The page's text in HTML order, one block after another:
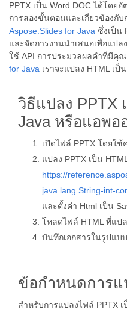
PPTX เป็น Word DOC ได้โดย
การสองขั้นตอนและเกี่ยวข้องกับ
Aspose.Slides for Java ซึ่งเป็น
และจัดการงานนำเสนอเพื่อแปล
ใช้ API การประมวลผลคำที่มีคุ
for Java เราจะแปลง HTML เป็
วิธีแปลง PPTX
Java หรือแอพอ
เปิดไฟล์ PPTX โดยใช้
แปลง PPTX เป็น
https://
java.lang.String-int-
และตั้งค่า Html เป็น
โหลดไฟล์ HTML ที่แป
บันทึกเอกสารในรูปแบ
ข้อกำหนดการแ
สำหรับการแปลงไฟล์ PPTX